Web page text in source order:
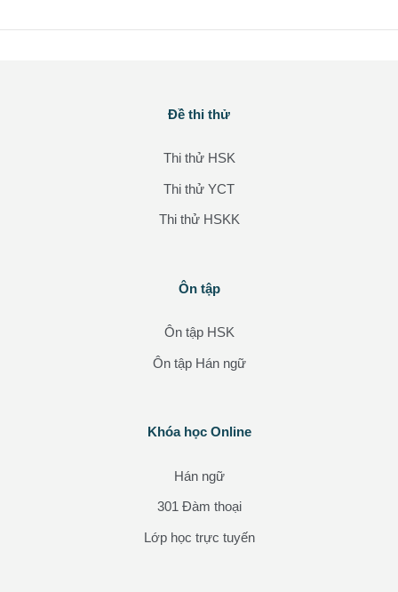
Đề thi thử
Thi thử HSK
Thi thử YCT
Thi thử HSKK
Ôn tập
Ôn tập HSK
Ôn tập Hán ngữ
Bỏ qua Khóa học OnlineKhóa học Online
Hán ngữ
301 Đàm thoại
Lớp học trực tuyến